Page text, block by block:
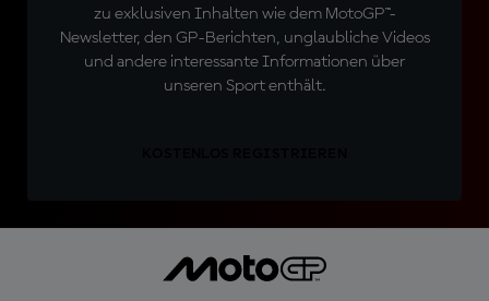
zu exklusiven Inhalten wie dem MotoGP™-
Newsletter, den GP-Berichten, unglaubliche Videos
und andere interessante Informationen über
unseren Sport enthält.